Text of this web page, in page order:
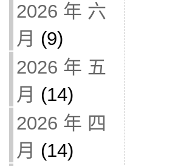
2026 年 六
月 (9)
2026 年 五
月 (14)
2026 年 四
月 (14)